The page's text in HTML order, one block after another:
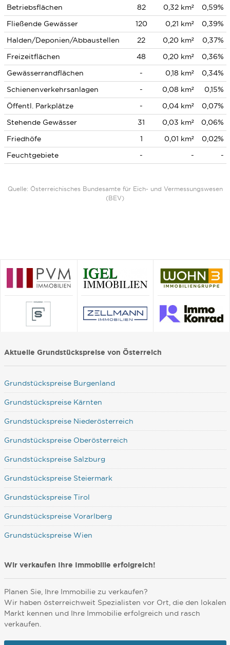
Betriebsflächen 82 0,32 km²
0,59%
Fließende Gewässer
120 0,21 km²
0,39%
Halden/Deponien/Abbaustellen
22 0,20 km²
0,37%
Freizeitflächen
48 0,20 km²
0,36%
Gewässerrandflächen
- 0,18 km²
0,34%
Schienenverkehrsanlagen
- 0,08 km²
0,15%
Öffentl. Parkplätze
- 0,04 km²
0,07%
Stehende Gewässer
31 0,03 km²
0,06%
Friedhöfe
1 0,01 km²
0,02%
Feuchtgebiete
- - -
Quelle: Österreichisches Bundesamte für Eich- und Vermessungswesen
(BEV)
Aktuelle Grundstückspreise von Österreich
Grundstückspreise Burgenland
Grundstückspreise Kärnten
Grundstückspreise Niederösterreich
Grundstückspreise Oberösterreich
Grundstückspreise Salzburg
Grundstückspreise Steiermark
Grundstückspreise Tirol
Grundstückspreise Vorarlberg
Grundstückspreise Wien
Wir verkaufen Ihre Immobilie erfolgreich!
Planen Sie, Ihre Immobilie zu verkaufen?
Wir haben österreichweit Spezialisten vor Ort, die den lokalen
Markt kennen und Ihre Immobilie erfolgreich und rasch
verkaufen.